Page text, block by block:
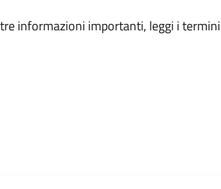
informazioni importanti, leggi i termini